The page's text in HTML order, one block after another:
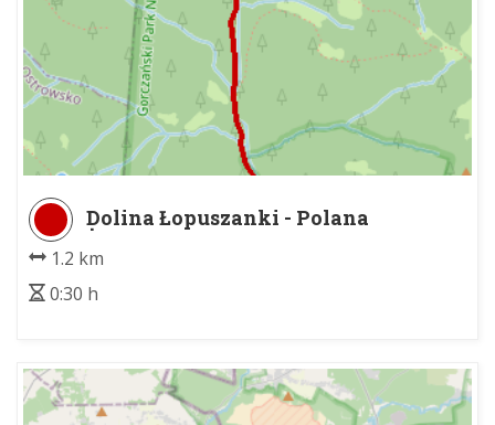
Dolina Łopuszanki - Polana
Żubrowisko
1.2 km
0:30 h